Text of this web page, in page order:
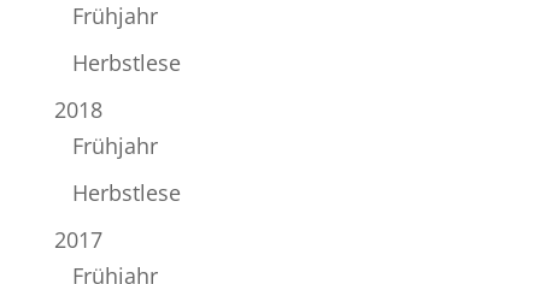
Frühjahr
Herbstlese
2018
Frühjahr
Herbstlese
2017
Frühjahr